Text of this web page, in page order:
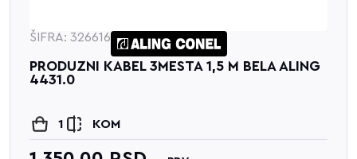
ŠIFRA: 326616
PRODUZNI KABEL 3MESTA 1,5 M BELA ALING
4431.0
1 KOM